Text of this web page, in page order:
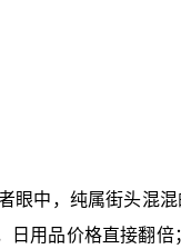
眼中，纯属街头
用品价格直接翻倍